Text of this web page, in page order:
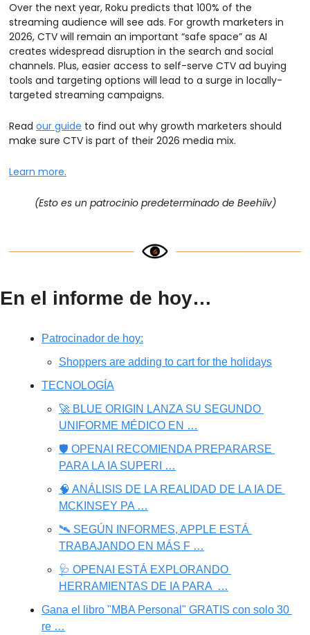
Over the next year, Roku predicts that 100% of the
streaming audience will see ads. For growth marketers in
2026, CTV will remain an important “safe space” as AI
creates widespread disruption in the search and social
channels. Plus, easier access to self-serve CTV ad buying
tools and targeting options will lead to a surge in locally-
targeted streaming campaigns.
Read our guide to find out why growth marketers should
make sure CTV is part of their 2026 media mix.
Learn more.
(Esto es un patrocinio predeterminado de Beehiiv)
En el informe de hoy…
Patrocinador de hoy:
Shoppers are adding to cart for the holidays
TECNOLOGÍA
🚀 BLUE ORIGIN LANZA SU SEGUNDO
UNIFORME MÉDICO EN …
🛡️ OPENAI RECOMIENDA PREPARARSE
PARA LA IA SUPERI …
🧠 ANÁLISIS DE LA REALIDAD DE LA IA DE
MCKINSEY PA …
🛰️ SEGÚN INFORMES, APPLE ESTÁ
TRABAJANDO EN MÁS F …
🩺 OPENAI ESTÁ EXPLORANDO
HERRAMIENTAS DE IA PARA  …
Gana el libro "MBA Personal" GRATIS con solo 30
re …